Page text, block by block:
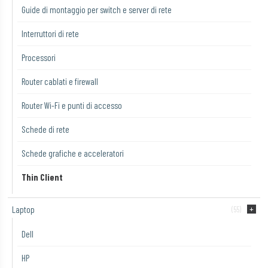
Guide di montaggio per switch e server di rete
Interruttori di rete
Processori
Router cablati e firewall
Router Wi-Fi e punti di accesso
Schede di rete
Schede grafiche e acceleratori
Thin Client
Laptop (55)
Dell
HP